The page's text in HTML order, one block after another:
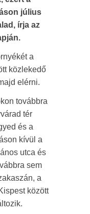
július
írja az
a
közlekedő
elérni.
továbbra
tér
és a
kívül a
utca és
sem
a
között